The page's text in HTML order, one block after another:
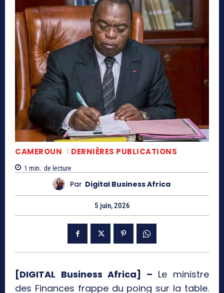
CAMEROUN DERNIÈRES PUBLICATIONS
1 min. de lecture
Par Digital Business Africa
5 juin, 2026
[DIGITAL Business Africa] – Le ministre
des Finances frappe du poing sur la table.